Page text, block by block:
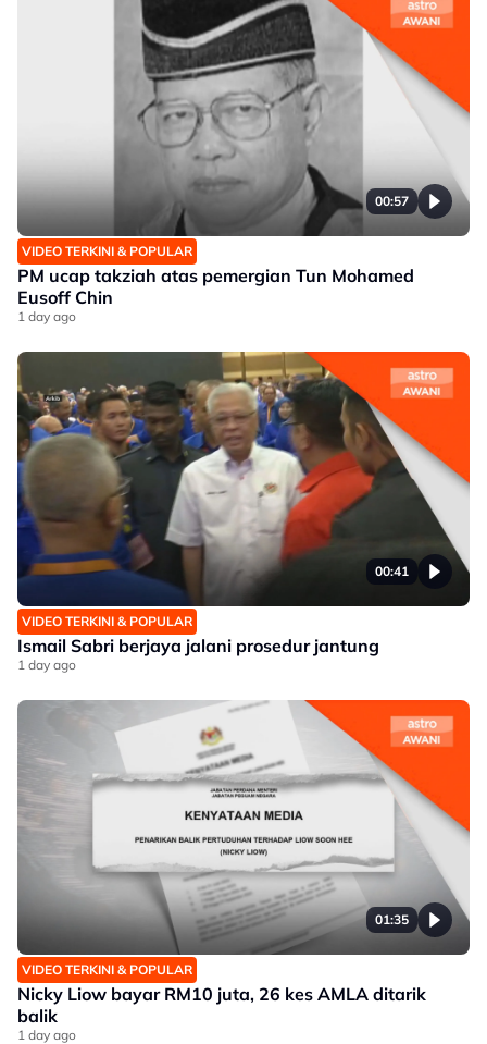
00:57
VIDEO TERKINI & POPULAR
PM ucap takziah atas pemergian Tun Mohamed
Eusoff Chin
1 day ago
00:41
VIDEO TERKINI & POPULAR
Ismail Sabri berjaya jalani prosedur jantung
1 day ago
01:35
VIDEO TERKINI & POPULAR
Nicky Liow bayar RM10 juta, 26 kes AMLA ditarik
balik
1 day ago